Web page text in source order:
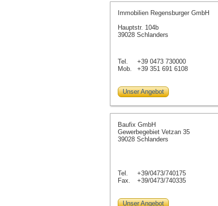
Immobilien Regensburger GmbH
Hauptstr. 104b
39028 Schlanders
Tel.
+39 0473 730000
Mob.
+39 351 691 6108
Unser Angebot
Baufix GmbH
Gewerbegebiet Vetzan 35
39028 Schlanders
Tel.
+39/0473/740175
Fax.
+39/0473/740335
Unser Angebot